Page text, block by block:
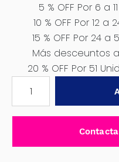
5 % OFF Por 6 a
10 % OFF Por 12 a
15 % OFF Por 24 a
Más desceuntos
20 % OFF Por 51
METAL